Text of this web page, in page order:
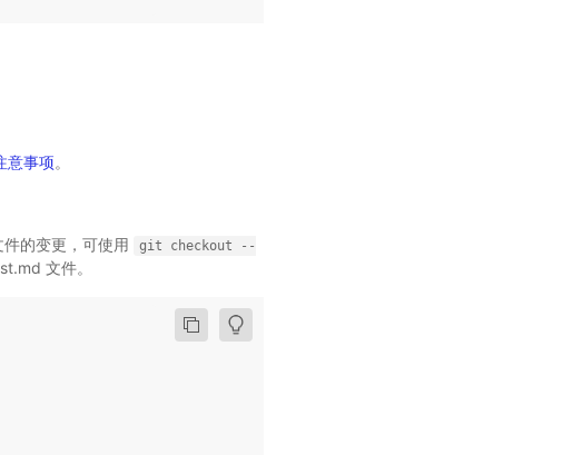
意事项。
的变更，可使用 git checkout
--
文件。